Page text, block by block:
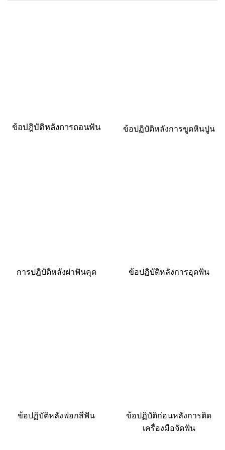
ข้อปฎิบัติหลังการถอนฟัน ข้อปฏิบัติหลังการขูดหินปูน
การปฎิบัติหลังผ่าฟันคุด ข้อปฏิบัติหลังการอุดฟัน
ข้อปฏิบัติหลังฟอกสีฟัน
ข้อปฏิบัติก่อนหลังการติด
เครื่องมือจัดฟัน